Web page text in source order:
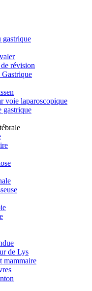
gastrique
révision
voie laparoscopique
gastrique
de Lys
mammaire